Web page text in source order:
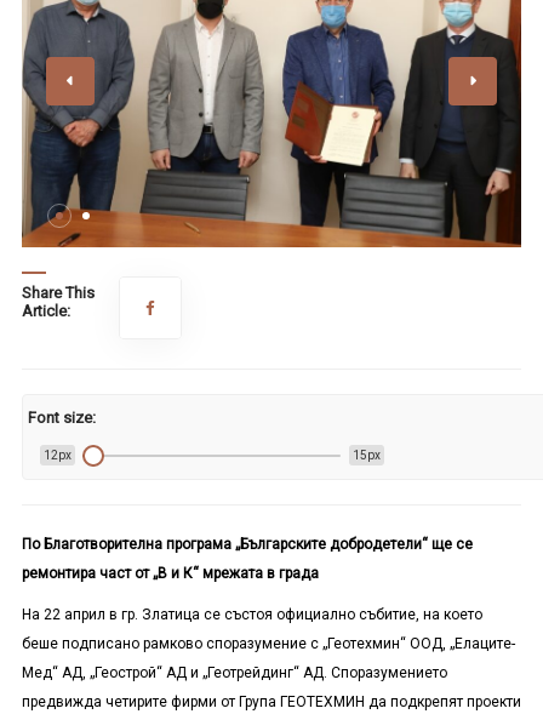
Share This
Article:
Font size:
12px 15px
По Благотворителна програма „Българските добродетели“ ще се
ремонтира част от „В и К“ мрежата в града
На 22 април в гр. Златица се състоя официално събитие, на което
беше подписано рамково споразумение с „Геотехмин“ ООД, „Елаците-
Мед“ АД, „Геострой“ АД и „Геотрейдинг“ АД. Споразумението
предвижда четирите фирми от Група ГЕОТЕХМИН да подкрепят проекти